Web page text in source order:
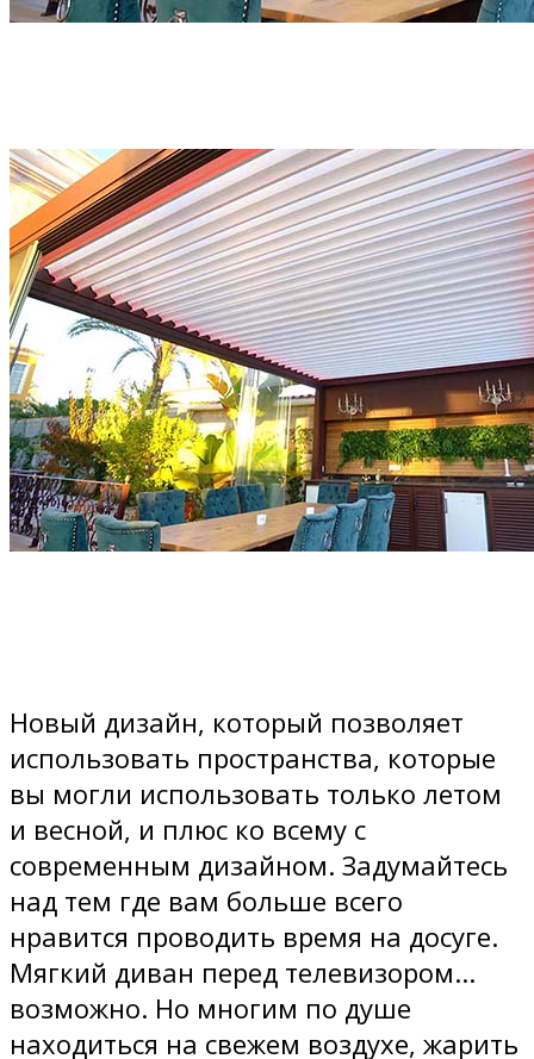
Новый дизайн, который позволяет
использовать пространства, которые
вы могли использовать только летом
и весной, и плюс ко всему с
современным дизайном. Задумайтесь
над тем где вам больше всего
нравится проводить время на досуге.
Мягкий диван перед телевизором...
возможно. Но многим по душе
находиться на свежем воздухе, жарить